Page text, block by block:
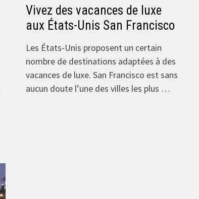
Vivez des vacances de luxe
aux États-Unis San Francisco
Les États-Unis proposent un certain
nombre de destinations adaptées à des
vacances de luxe. San Francisco est sans
aucun doute l’une des villes les plus …